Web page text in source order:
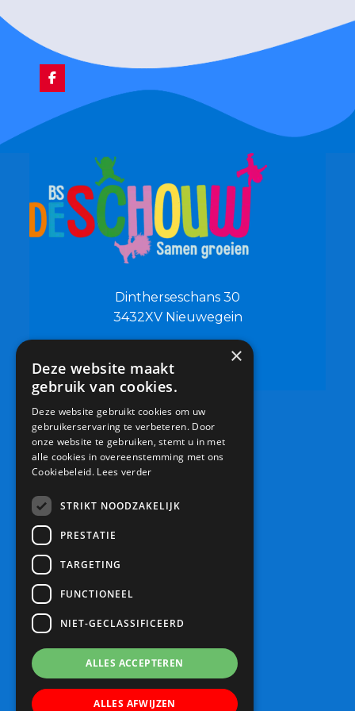
Dintherseschans 30
3432XV Nieuwegein
0306019500
info@bsdeschouw.nl
×
Deze website maakt
gebruik van cookies.
Deze website gebruikt cookies om uw
gebruikerservaring te verbeteren. Door
onze website te gebruiken, stemt u in met
alle cookies in overeenstemming met ons
Cookiebeleid. Lees verder
STRIKT NOODZAKELIJK
PRESTATIE
TARGETING
FUNCTIONEEL
NIET-GECLASSIFICEERD
ALLES ACCEPTEREN
ALLES AFWIJZEN